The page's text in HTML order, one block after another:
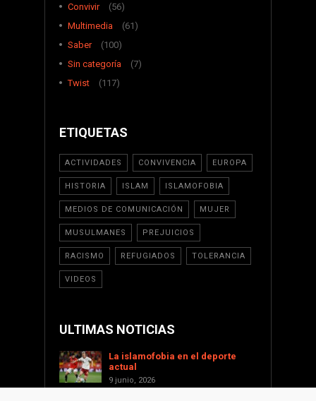
Convivir
(56)
Multimedia
(61)
Saber
(100)
Sin categoría
(7)
Twist
(117)
ETIQUETAS
ACTIVIDADES CONVIVENCIA EUROPA
HISTORIA ISLAM ISLAMOFOBIA
MEDIOS DE COMUNICACIÓN MUJER
MUSULMANES PREJUICIOS
RACISMO REFUGIADOS TOLERANCIA
VIDEOS
ULTIMAS NOTICIAS
La islamofobia en el deporte
actual
9 junio, 2026